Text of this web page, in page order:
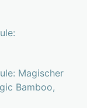
Magischer
Bamboo,